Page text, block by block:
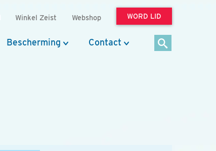
Winkel Zeist Webshop WORD LID
Bescherming Contact